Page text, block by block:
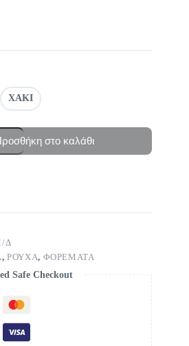
ΧΑΚΙ
στο καλάθι
Δ
, ΡΟΥΧΑ, ΦΟΡΕΜΑΤΑ
Safe Checkout